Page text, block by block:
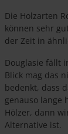
Die Holzarten
können sehr
der Zeit in
Douglasie fällt
Blick mag das
bedenkt, dass
genauso lange
Hölzer, dann
Alternative ist.